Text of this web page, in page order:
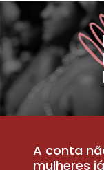
A conta
mulheres